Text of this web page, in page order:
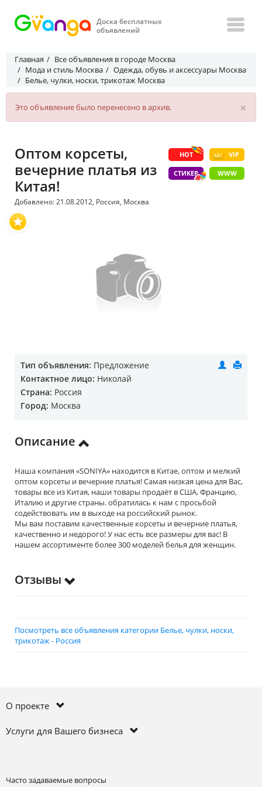
Доска бесплатных
объявлений
Главная
Все объявления в городе Москва
Мода и стиль Москва
Одежда, обувь и аксессуары Москва
Белье, чулки, носки, трикотаж Москва
×
Это объявление было перенесено в архив.
HOT VIP
СТИКЕР WWW
Оптом корсеты,
вечерние платья из
Китая!
Добавлено: 21.08.2012, Россия, Москва
Тип объявления: Предложение
Контактное лицо: Николай
Страна: Россия
Город: Москва
Описание
Наша компания «SONIYA» находится в Китае, оптом и мелкий
оптом корсеты и вечерние платья! Самая низкая цена для Вас,
товары все из Китая, наши товары продаёт в США, Францию,
Италию и другие страны. обратилась к нам с просьбой
содействовать им в выходе на российский рынок.
Мы вам поставим качественные корсеты и вечерние платья,
качественно и недорого! У нас есть все размеры для вас! В
нашем ассортименте более 300 моделей белья для женщин.
Отзывы
Посмотреть все объявления категории Белье, чулки, носки,
трикотаж - Россия
О проекте
Услуги для Вашего бизнеса
Часто задаваемые вопросы